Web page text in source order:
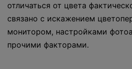
отличаться от цвета
связано с искажением
монитором, настройками
прочими факторами.